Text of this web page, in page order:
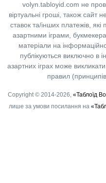
volyn.tabloyid.com не
віртуальні гроші, також сайт
ставок та/інших платежів, які
азартними іграми,
матеріали на
публікуються виключно в
азартних іграх може
правил
Copyright © 2014-2026, «Таблоїд
лише за умови посилання на